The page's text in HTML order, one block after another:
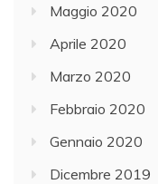
Maggio 2020
Aprile 2020
Marzo 2020
Febbraio 2020
Gennaio 2020
Dicembre 2019